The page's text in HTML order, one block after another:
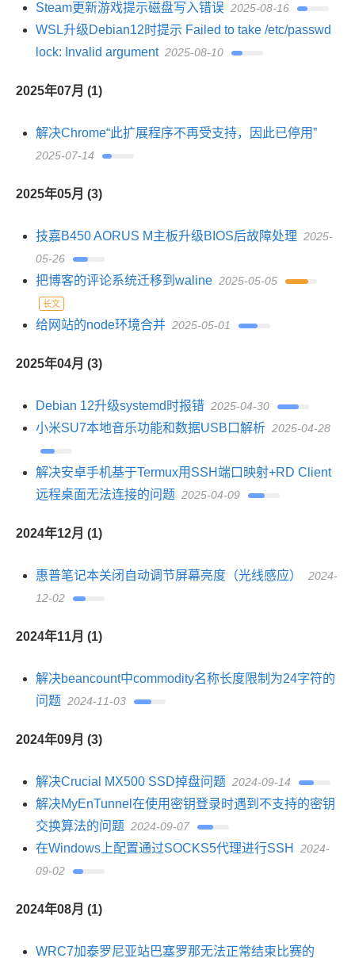
Steam更新游戏提示磁盘写入错误 2025-08-16
WSL升级Debian12时提示 Failed to take /etc/passwd
lock: Invalid argument 2025-08-10
2025年07月 (1)
解决Chrome“此扩展程序不再受支持，因此已停用”
2025-07-14
2025年05月 (3)
技嘉B450 AORUS M主板升级BIOS后故障处理 2025-
05-26
把博客的评论系统迁移到waline 2025-05-05
长文
给网站的node环境合并 2025-05-01
2025年04月 (3)
Debian 12升级systemd时报错 2025-04-30
小米SU7本地音乐功能和数据USB口解析 2025-04-28
解决安卓手机基于Termux用SSH端口映射+RD Client
远程桌面无法连接的问题 2025-04-09
2024年12月 (1)
惠普笔记本关闭自动调节屏幕亮度（光线感应）
2024-
12-02
2024年11月 (1)
解决beancount中commodity名称长度限制为24字符的
问题 2024-11-03
2024年09月 (3)
解决Crucial MX500 SSD掉盘问题 2024-09-14
解决MyEnTunnel在使用密钥登录时遇到不支持的密钥
交换算法的问题 2024-09-07
在Windows上配置通过SOCKS5代理进行SSH
2024-
09-02
2024年08月 (1)
WRC7加泰罗尼亚站巴塞罗那无法正常结束比赛的